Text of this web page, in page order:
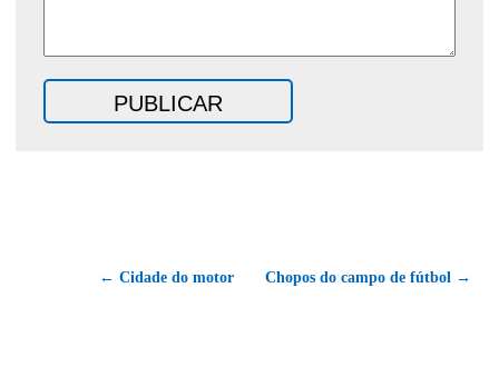
← Cidade do motor Chopos do campo de fútbol →